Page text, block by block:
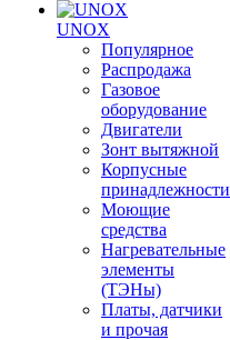
UNOX
Популярное
Распродажа
Газовое
оборудование
Двигатели
Зонт вытяжной
Корпусные
принадлежности
Моющие
средства
Нагревательные
элементы
(ТЭНы)
Платы, датчики
и прочая